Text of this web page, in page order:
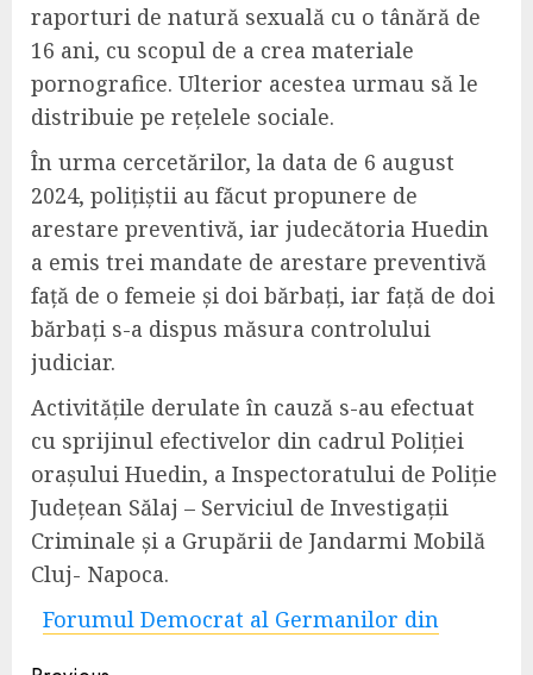
raporturi de natură sexuală cu o tânără de
16 ani, cu scopul de a crea materiale
pornografice. Ulterior acestea urmau să le
distribuie pe rețelele sociale.
În urma cercetărilor, la data de 6 august
2024, polițiștii au făcut propunere de
arestare preventivă, iar judecătoria Huedin
a emis trei mandate de arestare preventivă
față de o femeie și doi bărbați, iar față de doi
bărbați s-a dispus măsura controlului
judiciar.
Activitățile derulate în cauză s-au efectuat
cu sprijinul efectivelor din cadrul Poliției
orașului Huedin, a Inspectoratului de Poliție
Județean Sălaj – Serviciul de Investigații
Criminale și a Grupării de Jandarmi Mobilă
Cluj- Napoca.
Forumul Democrat al Germanilor din